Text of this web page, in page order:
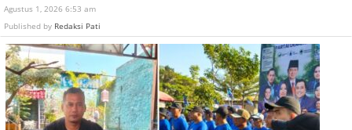
Agustus 1, 2026 6:53 am
Published by Redaksi Pati